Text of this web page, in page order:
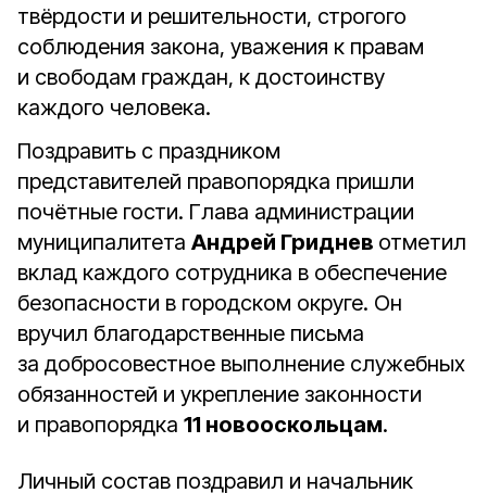
твёрдости и решительности, строгого
соблюдения закона, уважения к правам
и свободам граждан, к достоинству
каждого человека.
Поздравить с праздником
представителей правопорядка пришли
почётные гости. Глава администрации
муниципалитета Андрей Гриднев отметил
вклад каждого сотрудника в обеспечение
безопасности в городском округе. Он
вручил благодарственные письма
за добросовестное выполнение служебных
обязанностей и укрепление законности
и правопорядка 11 новооскольцам.
Личный состав поздравил и начальник